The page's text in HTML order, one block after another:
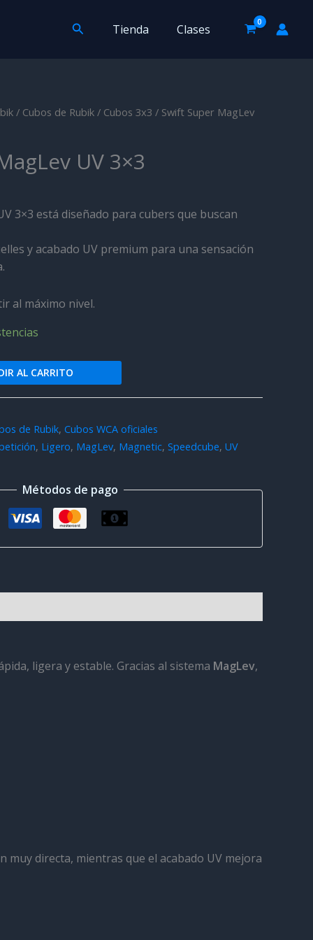
Buscar Tienda Clases
/ Cubos de Rubik / Cubos 3x3 / Swift Super MagLev
UV 3×3
3×3 está diseñado para cubers que buscan
y acabado UV premium para una sensación
al máximo nivel.
AL CARRITO
de Rubik, Cubos WCA oficiales
, Ligero, MagLev, Magnetic, Speedcube, UV
Métodos de pago
ligera y estable. Gracias al sistema MagLev,
muy directa, mientras que el acabado UV mejora
UV